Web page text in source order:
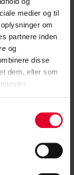
medier og til
om
partnere inden
og
disse
dem, eller som